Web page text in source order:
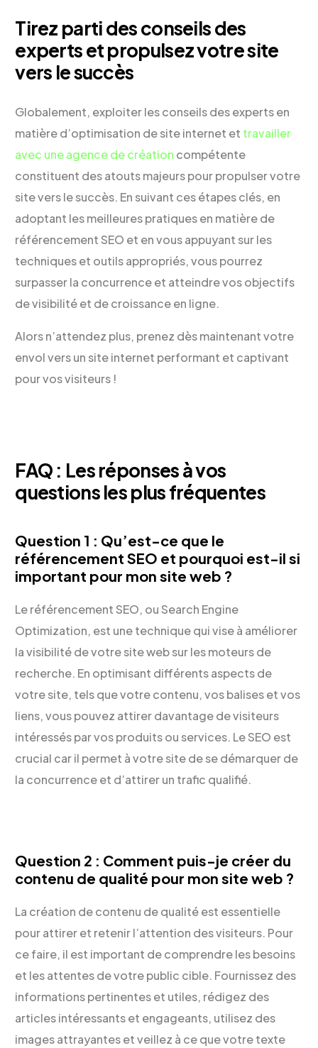
Tirez parti des conseils des
experts et propulsez votre site
vers le succès
Globalement, exploiter les conseils des experts en
matière d’optimisation de site internet et travailler
avec une agence de création compétente
constituent des atouts majeurs pour propulser votre
site vers le succès. En suivant ces étapes clés, en
adoptant les meilleures pratiques en matière de
référencement SEO et en vous appuyant sur les
techniques et outils appropriés, vous pourrez
surpasser la concurrence et atteindre vos objectifs
de visibilité et de croissance en ligne.
Alors n’attendez plus, prenez dès maintenant votre
envol vers un site internet performant et captivant
pour vos visiteurs !
FAQ : Les réponses à vos
questions les plus fréquentes
Question 1 : Qu’est-ce que le
référencement SEO et pourquoi est-il si
important pour mon site web ?
Le référencement SEO, ou Search Engine
Optimization, est une technique qui vise à améliorer
la visibilité de votre site web sur les moteurs de
recherche. En optimisant différents aspects de
votre site, tels que votre contenu, vos balises et vos
liens, vous pouvez attirer davantage de visiteurs
intéressés par vos produits ou services. Le SEO est
crucial car il permet à votre site de se démarquer de
la concurrence et d’attirer un trafic qualifié.
Question 2 : Comment puis-je créer du
contenu de qualité pour mon site web ?
La création de contenu de qualité est essentielle
pour attirer et retenir l’attention des visiteurs. Pour
ce faire, il est important de comprendre les besoins
et les attentes de votre public cible. Fournissez des
informations pertinentes et utiles, rédigez des
articles intéressants et engageants, utilisez des
images attrayantes et veillez à ce que votre texte